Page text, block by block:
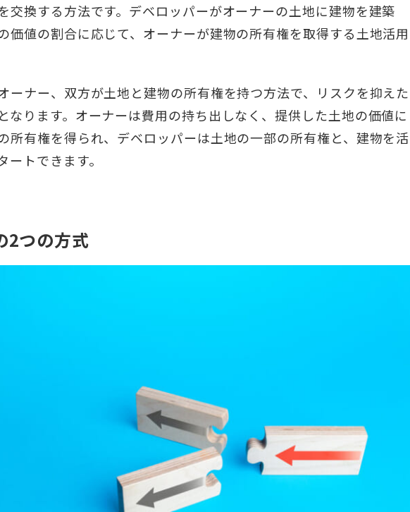
交換する方法です。デベロッパーがオーナーの土地に建物を建築
価値の割合に応じて、オーナーが建物の所有権を取得する土地活用
ーナー、双方が土地と建物の所有権を持つ方法で、リスクを抑えた
なります。オーナーは費用の持ち出しなく、提供した土地の価値に
所有権を得られ、デベロッパーは土地の一部の所有権と、建物を活
ートできます。
2つの方式